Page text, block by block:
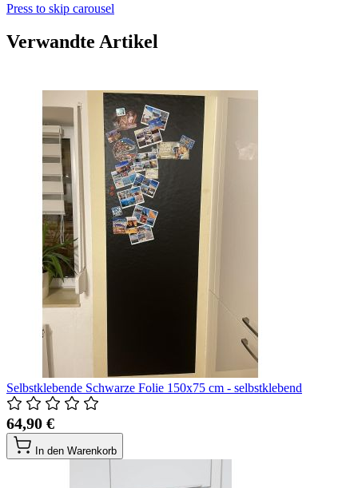
Press to skip carousel
Verwandte Artikel
Selbstklebende Schwarze Folie 150x75 cm - selbstklebend
64,90 €
In den Warenkorb